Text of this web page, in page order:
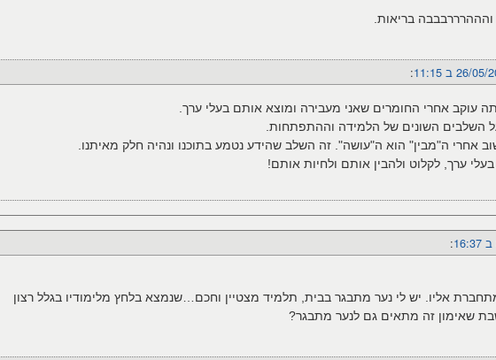
בריאות.
ב 11:15 :‏
עוקב אחרי החומרים שאני מעבירה ומוצא אותם בעלי ערך.
השונים של הלמידה וההתפתחות.
אחרי ה"מבין" הוא ה"עושה". זה השלב שהידע נטמע בתוכנו ונהיה חלק מאיתנו.
ערך, לקלוט ולהבין אותם ולחיות אותם!
:‏
אליו. יש לי נער מתבגר בבית, תלמיד מצטיין וחכם…שנמצא בלחץ מלימודיו בגלל רצון
שאימון זה מתאים גם לנער מתבגר?